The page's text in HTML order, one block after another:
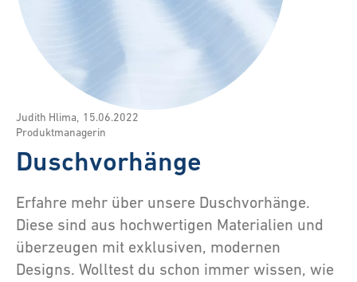
Judith Hlima
15.06.2022
Produktmanagerin
Duschvorhänge
Erfahre mehr über unsere Duschvorhänge.
Diese sind aus hochwertigen Materialien und
überzeugen mit exklusiven, modernen
Designs. Wolltest du schon immer wissen, wie